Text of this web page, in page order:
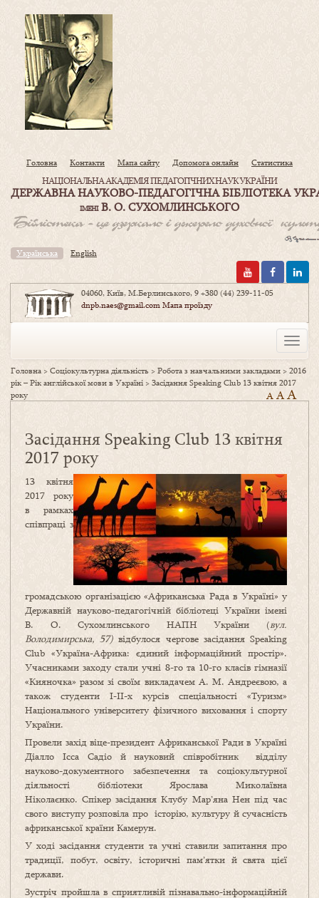
Головна Контакти Мапа сайту Допомога онлайн Статистика
НАЦІОНАЛЬНА АКАДЕМІЯ ПЕДАГОГІЧНИХ НАУК УКРАЇНИ
ДЕРЖАВНА НАУКОВО-ПЕДАГОГІЧНА БІБЛІОТЕКА
ІМЕНІВ. О. СУХОМЛИНСЬКОГО
Українська English
04060, Київ, М.Берлинського, 9+380 (44) 239-11-05
dnpb.naes@gmail.comМапа проїзду
Toggle
Головна >Соціокультурна діяльність >Робота з навчальними закладами >2016
рік – Рік англійської мови в Україні >Засідання Speaking Club 13 квітня 2017
року
A AA
Засідання Speaking Club 13 квітня
2017 року
13 квітня
2017 року
в рамках
співпраці з
громадською організацією «Африканська Рада в Україні» у
Державній науково-педагогічній бібліотеці України імені
В. О. Сухомлинського НАПН України (вул.
Володимирська, 57)відбулося чергове засідання Speaking
Club «Україна-Африка: єдиний інформаційний простір».
Учасниками заходу стали учні 8-го та 10-го класів гімназії
«Кияночка» разом зі своїм викладачем А. М. Андреєвою, а
також студенти І-ІІ-х курсів спеціальності «Туризм»
Національного університету фізичного виховання і спорту
України.
Провели захід віце-президент Африканської Ради в Україні
Діалло Ісса Садіо й науковий співробітник відділу
науково-документного забезпечення та соціокультурної
діяльності бібліотеки Ярослава Миколаївна
Ніколаєнко. Спікер засідання Клубу Мар’яна Нен під час
свого виступу розповіла про історію, культуру й сучасність
африканської країни Камерун.
У ході засідання студенти та учні ставили запитання про
традиції, побут, освіту, історичні пам’ятки й свята цієї
держави.
Зустріч пройшла в сприятливій пізнавально-інформаційній